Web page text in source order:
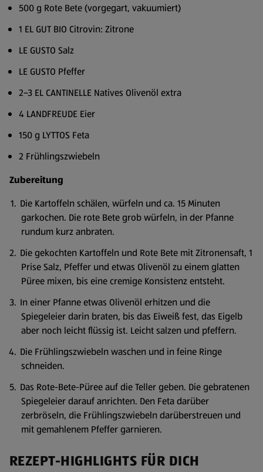
500 g Rote Bete (vorgegart, vakuumiert)
1 EL GUT BIO Citrovin: Zitrone
LE GUSTO Salz
LE GUSTO Pfeffer
2–3 EL CANTINELLE Natives Olivenöl extra
4 LANDFREUDE Eier
150 g LYTTOS Feta
2 Frühlingszwiebeln
Zubereitung
Die Kartoffeln schälen, würfeln und ca. 15 Minuten
garkochen. Die rote Bete grob würfeln, in der Pfanne
rundum kurz anbraten.
Die gekochten Kartoffeln und Rote Bete mit Zitronensaft, 1
Prise Salz, Pfeffer und etwas Olivenöl zu einem glatten
Püree mixen, bis eine cremige Konsistenz entsteht.
In einer Pfanne etwas Olivenöl erhitzen und die
Spiegeleier darin braten, bis das Eiweiß fest, das Eigelb
aber noch leicht flüssig ist. Leicht salzen und pfeffern.
Die Frühlingszwiebeln waschen und in feine Ringe
schneiden.
Das Rote-Bete-Püree auf die Teller geben. Die gebratenen
Spiegeleier darauf anrichten. Den Feta darüber
zerbröseln, die Frühlingszwiebeln darüberstreuen und
mit gemahlenem Pfeffer garnieren.
REZEPT-HIGHLIGHTS FÜR DICH